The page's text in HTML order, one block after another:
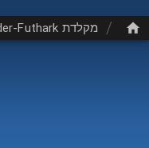
/ מקלדת Elder-Futhark